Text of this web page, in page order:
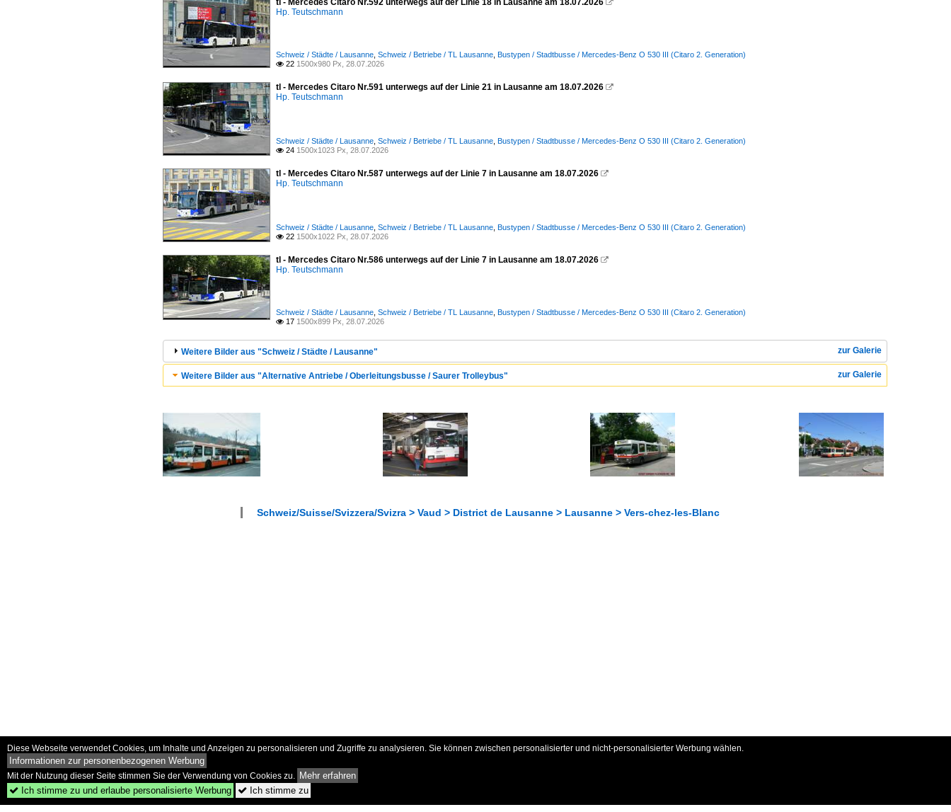
tl - Mercedes Citaro Nr.592 unterwegs auf der Linie 18 in Lausanne am 18.07.2026 
Hp. Teutschmann
Schweiz / Städte / Lausanne Schweiz / Betriebe / TL Lausanne Bustypen / Stadtbusse / Mercedes-Benz O 530 III (Citaro 2. Generation)
 22 1500x980 Px, 28.07.2026
tl - Mercedes Citaro Nr.591 unterwegs auf der Linie 21 in Lausanne am 18.07.2026 
Hp. Teutschmann
Schweiz / Städte / Lausanne Schweiz / Betriebe / TL Lausanne Bustypen / Stadtbusse / Mercedes-Benz O 530 III (Citaro 2. Generation)
 24 1500x1023 Px, 28.07.2026
tl - Mercedes Citaro Nr.587 unterwegs auf der Linie 7 in Lausanne am 18.07.2026 
Hp. Teutschmann
Schweiz / Städte / Lausanne Schweiz / Betriebe / TL Lausanne Bustypen / Stadtbusse / Mercedes-Benz O 530 III (Citaro 2. Generation)
 22 1500x1022 Px, 28.07.2026
tl - Mercedes Citaro Nr.586 unterwegs auf der Linie 7 in Lausanne am 18.07.2026 
Hp. Teutschmann
Schweiz / Städte / Lausanne Schweiz / Betriebe / TL Lausanne Bustypen / Stadtbusse / Mercedes-Benz O 530 III (Citaro 2. Generation)
 17 1500x899 Px, 28.07.2026
zur Galerie
Weitere Bilder aus "Schweiz / Städte / Lausanne"
zur Galerie
Weitere Bilder aus "Alternative Antriebe / Oberleitungsbusse / Saurer Trolleybus"
Schweiz/Suisse/Svizzera/Svizra > Vaud > District de Lausanne > Lausanne > Vers-chez-les-Blanc
Diese Webseite verwendet Cookies, um Inhalte und Anzeigen zu personalisieren und Zugriffe zu analysieren. Sie können zwischen personalisierter und nicht-personalisierter Werbung wählen.
Informationen zur personenbezogenen Werbung
Mit der Nutzung dieser Seite stimmen Sie der Verwendung von Cookies zu. Mehr erfahren
 Ich stimme zu und erlaube personalisierte Werbung  Ich stimme zu